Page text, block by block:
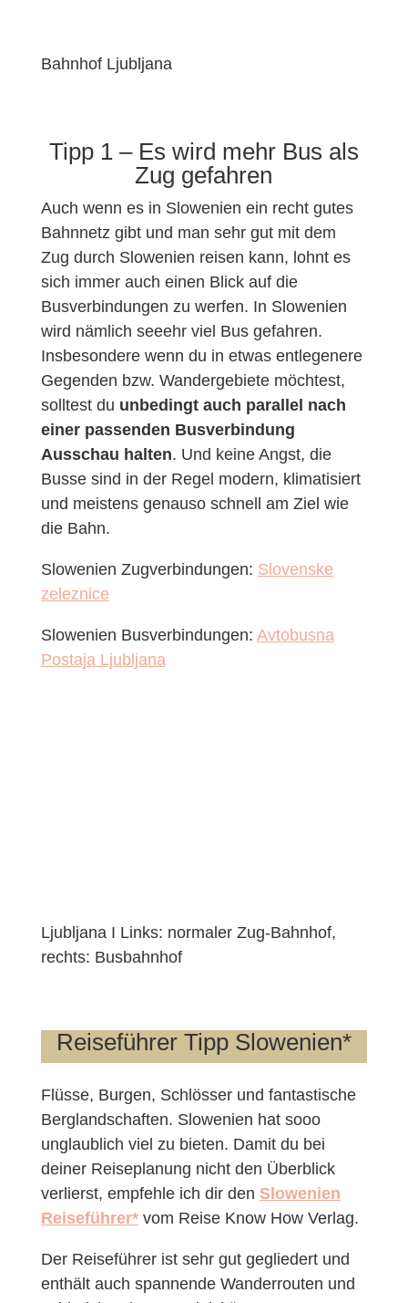
Bahnhof Ljubljana
Tipp 1 – Es wird mehr Bus als
Zug gefahren
Auch wenn es in Slowenien ein recht gutes
Bahnnetz gibt und man sehr gut mit dem
Zug durch Slowenien reisen kann, lohnt es
sich immer auch einen Blick auf die
Busverbindungen zu werfen. In Slowenien
wird nämlich seeehr viel Bus gefahren.
Insbesondere wenn du in etwas entlegenere
Gegenden bzw. Wandergebiete möchtest,
solltest du unbedingt auch parallel nach
einer passenden Busverbindung
Ausschau halten. Und keine Angst, die
Busse sind in der Regel modern, klimatisiert
und meistens genauso schnell am Ziel wie
die Bahn.
Slowenien Zugverbindungen: Slovenske
zeleznice
Slowenien Busverbindungen: Avtobusna
Postaja Ljubljana
Ljubljana I Links: normaler Zug-Bahnhof,
rechts: Busbahnhof
Reiseführer Tipp Slowenien*
Flüsse, Burgen, Schlösser und fantastische
Berglandschaften. Slowenien hat sooo
unglaublich viel zu bieten. Damit du bei
deiner Reiseplanung nicht den Überblick
verlierst, empfehle ich dir den Slowenien
Reiseführer* vom Reise Know How Verlag.
Der Reiseführer ist sehr gut gegliedert und
enthält auch spannende Wanderrouten und